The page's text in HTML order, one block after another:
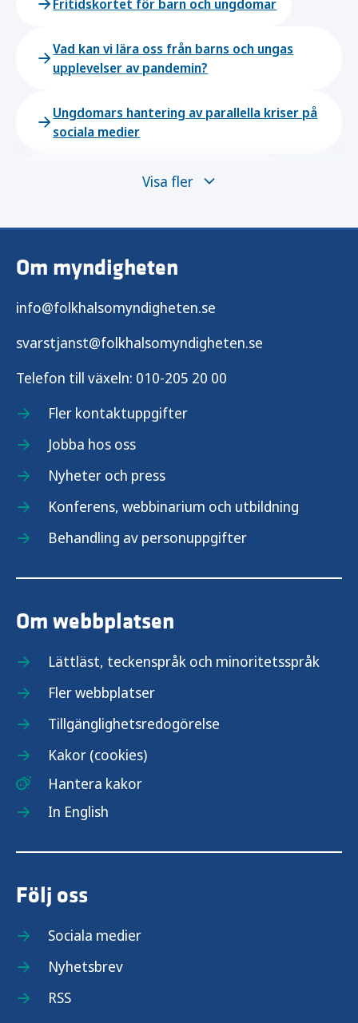
Fritidskortet för barn och ungdomar
Vad kan vi lära oss från barns och ungas
upplevelser av pandemin?
Ungdomars hantering av parallella kriser på
sociala medier
Utveckling av barns och ungas hälsa
Stöd till barnhälsovården
Hembesök i samverkan
Familjecentraler och familjecentralsliknande
verksamheter
Stöd till barn i familjer med
missbruksproblem m.m.
Visa fler
Om myndigheten
info@folkhalsomyndigheten.se
svarstjanst@folkhalsomyndigheten.se
Telefon till växeln: 010-205 20 00
Fler kontaktuppgifter
Jobba hos oss
Nyheter och press
Konferens, webbinarium och utbildning
Behandling av personuppgifter
Om webbplatsen
Lättläst, teckenspråk och minoritetsspråk
Fler webbplatser
Tillgänglighetsredogörelse
Kakor (cookies)
Hantera kakor
In English
Följ oss
Sociala medier
Nyhetsbrev
RSS